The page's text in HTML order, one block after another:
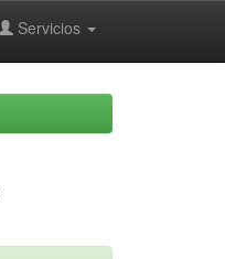
Servicios